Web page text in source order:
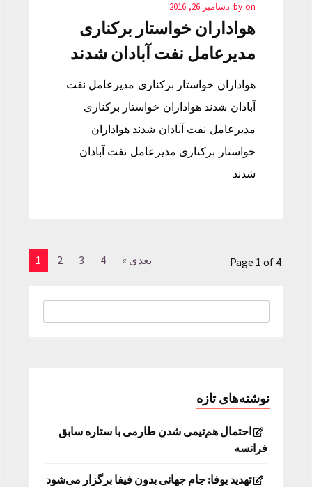
by on دسامبر 26, 2016
هواداران خواستار برکناری
مدیرعامل نفت آبادان شدند
هواداران خواستار برکناری مدیرعامل نفت
آبادان شدند هواداران خواستار برکناری
مدیرعامل نفت آبادان شدند هواداران
خواستار برکناری مدیرعامل نفت آبادان
شدند
1 2 3 4 بعدی » Page 1 of 4
نوشته‌های تازه
احتمال هم‌تیمی شدن طارمی با ستاره سابق
فرانسه
تهدید یوفا: جام جهانی بدون فیفا برگزار می‌شود